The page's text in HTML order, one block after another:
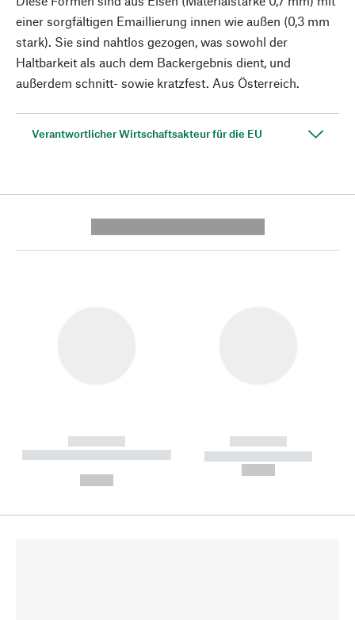
einer sorgfältigen Emaillierung innen wie außen (0,3 mm
stark). Sie sind nahtlos gezogen, was sowohl der
Haltbarkeit als auch dem Backergebnis dient, und
außerdem schnitt- sowie kratzfest. Aus Österreich.
Verantwortlicher Wirtschaftsakteur für die EU
------------
----------- ----------- --------
------------
----------- -----------